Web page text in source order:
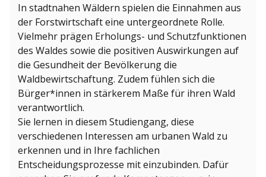
In stadtnahen Wäldern spielen die Einnahmen aus
der Forstwirtschaft eine untergeordnete Rolle.
Vielmehr prägen Erholungs- und Schutzfunktionen
des Waldes sowie die positiven Auswirkungen auf
die Gesundheit der Bevölkerung die
Waldbewirtschaftung. Zudem fühlen sich die
Bürger*innen in stärkerem Maße für ihren Wald
verantwortlich.
Sie lernen in diesem Studiengang, diese
verschiedenen Interessen am urbanen Wald zu
erkennen und in Ihre fachlichen
Entscheidungsprozesse mit einzubinden. Dafür